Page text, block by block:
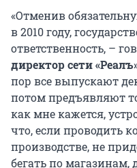
«Отменив
в 2010 году,
ответственность, –
директор сети
пор все выпускают
потом предъявляют
как мне кажется,
что, если проводить
производстве, не
бегать по магазинам,